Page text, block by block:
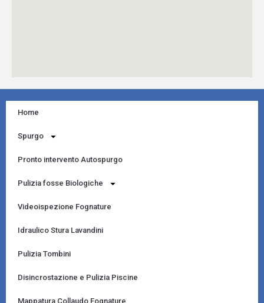
Home
Spurgo
Pronto intervento Autospurgo
Pulizia fosse Biologiche
Videoispezione Fognature
Idraulico Stura Lavandini
Pulizia Tombini
Disincrostazione e Pulizia Piscine
Mappatura Collaudo Fognature